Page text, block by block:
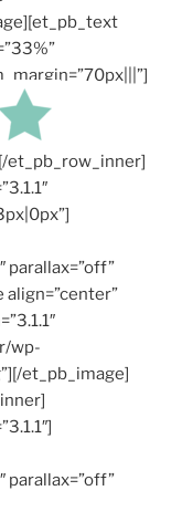
et_pb_row_inner]
parallax=”off”
align=”center”
wp-
et_pb_image]
parallax=”off”